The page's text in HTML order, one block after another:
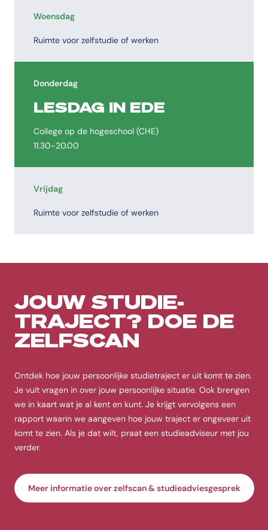
Woensdag
Ruimte voor zelfstudie of werken
Donderdag
LESDAG IN EDE
College op de hogeschool (CHE)
11.30-20.00
Vrijdag
Ruimte voor zelfstudie of werken
JOUW STUDIE-
TRAJECT? DOE DE
ZELFSCAN
Ontdek hoe jouw persoonlijke studietraject er uit komt te zien.
Je vult vragen in over jouw persoonlijke situatie. Ook brengen
we in kaart wat je al kent en kunt. Je krijgt vervolgens een
rapport waarin we aangeven hoe jouw traject er ongeveer uit
komt te zien. Als je dat wilt, praat een studieadviseur met jou
verder.
Meer informatie over zelfscan & studieadviesgesprek